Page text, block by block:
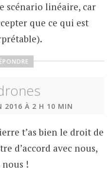
scénario linéaire, car
que ce qui est
2016 À 2 H 10 MIN
t’as bien le droit de
d’accord avec nous,
nous !